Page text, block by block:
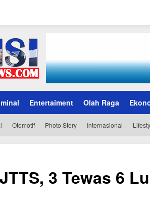
Entertaiment Olah Raga
Otomotif Photo Story Internasional
3 Tewas 6